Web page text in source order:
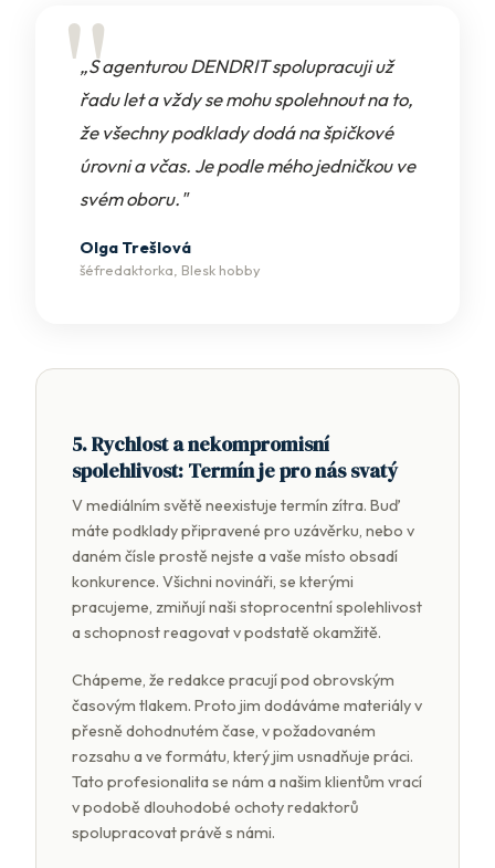
„S agenturou DENDRIT spolupracuji už
řadu let a vždy se mohu spolehnout na to,
že všechny podklady dodá na špičkové
úrovni a včas. Je podle mého jedničkou ve
svém oboru."
Olga Trešlová
šéfredaktorka, Blesk hobby
5. Rychlost a nekompromisní
spolehlivost: Termín je pro nás svatý
V mediálním světě neexistuje termín zítra. Buď
máte podklady připravené pro uzávěrku, nebo v
daném čísle prostě nejste a vaše místo obsadí
konkurence. Všichni novináři, se kterými
pracujeme, zmiňují naši stoprocentní spolehlivost
a schopnost reagovat v podstatě okamžitě.
Chápeme, že redakce pracují pod obrovským
časovým tlakem. Proto jim dodáváme materiály v
přesně dohodnutém čase, v požadovaném
rozsahu a ve formátu, který jim usnadňuje práci.
Tato profesionalita se nám a našim klientům vrací
v podobě dlouhodobé ochoty redaktorů
spolupracovat právě s námi.